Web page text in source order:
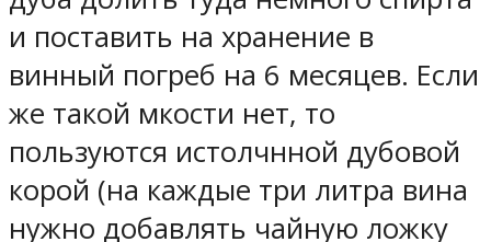
и поставить на хранение в
винный погреб на 6 месяцев. Если
же такой мкости нет, то
пользуются истолчнной дубовой
корой (на каждые три литра вина
нужно добавлять чайную ложку